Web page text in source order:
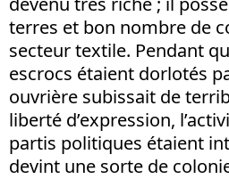
terres et bon nombre de
secteur textile. Pendant
escrocs étaient dorlotés
ouvrière subissait de
liberté d’expression,
partis politiques étaient
devint une sorte de